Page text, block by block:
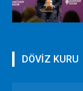
DÖVİZ KURU